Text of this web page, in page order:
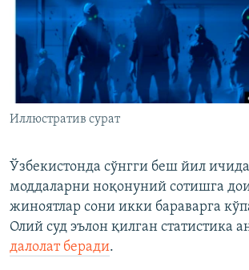
Иллюстратив сурат
Ўзбекистонда сўнгги беш йил
моддаларни ноқонуний сотишга
жиноятлар сони икки бараварга
Олий суд эълон қилган статистика
далолат беради.